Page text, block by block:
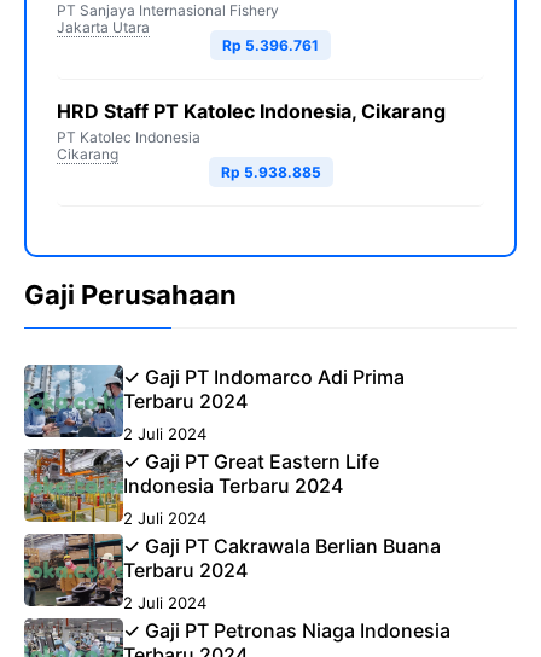
PT Sanjaya Internasional Fishery
Jakarta Utara
Rp 5.396.761
HRD Staff PT Katolec Indonesia, Cikarang
PT Katolec Indonesia
Cikarang
Rp 5.938.885
Gaji Perusahaan
✓ Gaji PT Indomarco Adi Prima
Terbaru 2024
2 Juli 2024
✓ Gaji PT Great Eastern Life
Indonesia Terbaru 2024
2 Juli 2024
✓ Gaji PT Cakrawala Berlian Buana
Terbaru 2024
2 Juli 2024
✓ Gaji PT Petronas Niaga Indonesia